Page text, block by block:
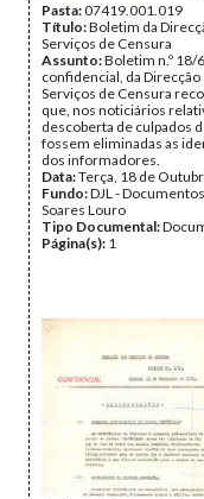
Pasta:07419.001.019
Título:Boletim da
Serviços de Censura
Assunto:Boletim n.º 18/
confidencial, da Direcção
Serviços de Censura
que, nos noticiários
descoberta de culpados
fossem eliminadas as
dos informadores.
Data:Terça, 18 de
Fundo:DJL -
Soares Louro
Tipo Documental:
Página(s): 1